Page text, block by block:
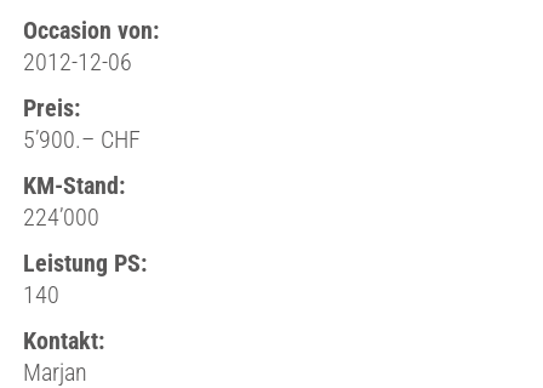
Occasion von:
2012-12-06
Preis:
5’900.– CHF
KM-Stand:
224’000
Leistung PS:
140
Kontakt:
Marjan